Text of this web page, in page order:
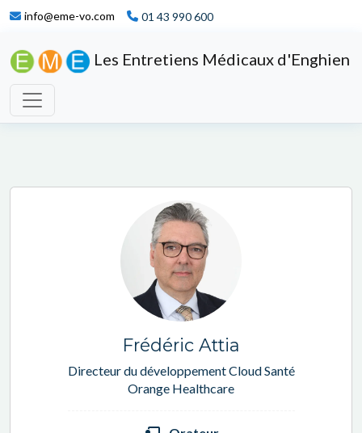
info@eme-vo.com 01 43 990 600
Les Entretiens Médicaux d'Enghien
Frédéric Attia
Directeur du développement Cloud Santé
Orange Healthcare